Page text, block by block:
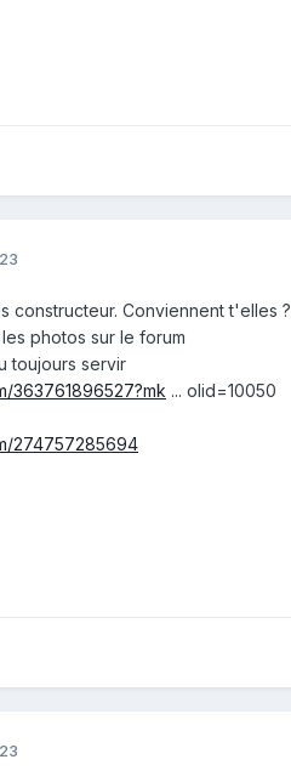
constructeur. Conviennent t'elles ?
photos sur le forum
toujours servir
363761896527?mk ... olid=10050
274757285694